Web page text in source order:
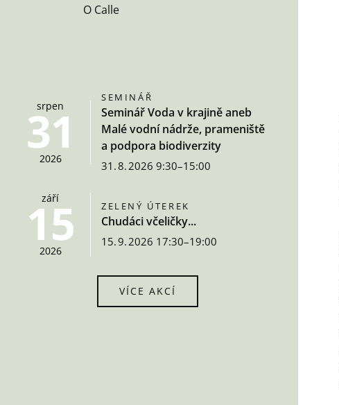
O Calle
srpen
31
2026
SEMINÁŘ
Seminář Voda v krajině aneb
Malé vodní nádrže, prameniště
a podpora biodiverzity
31. 8. 2026 9:30–15:00
září
15
2026
ZELENÝ ÚTEREK
Chudáci včeličky...
15. 9. 2026 17:30–19:00
VÍCE AKCÍ